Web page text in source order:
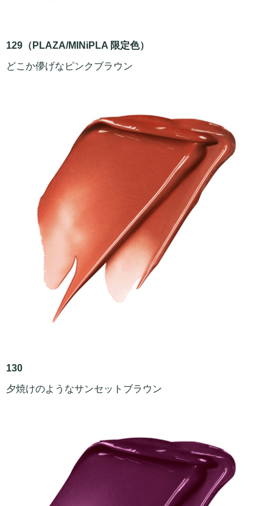
129（PLAZA/MINiPLA 限定色）
どこか儚げなピンクブラウン
130
夕焼けのようなサンセットブラウン